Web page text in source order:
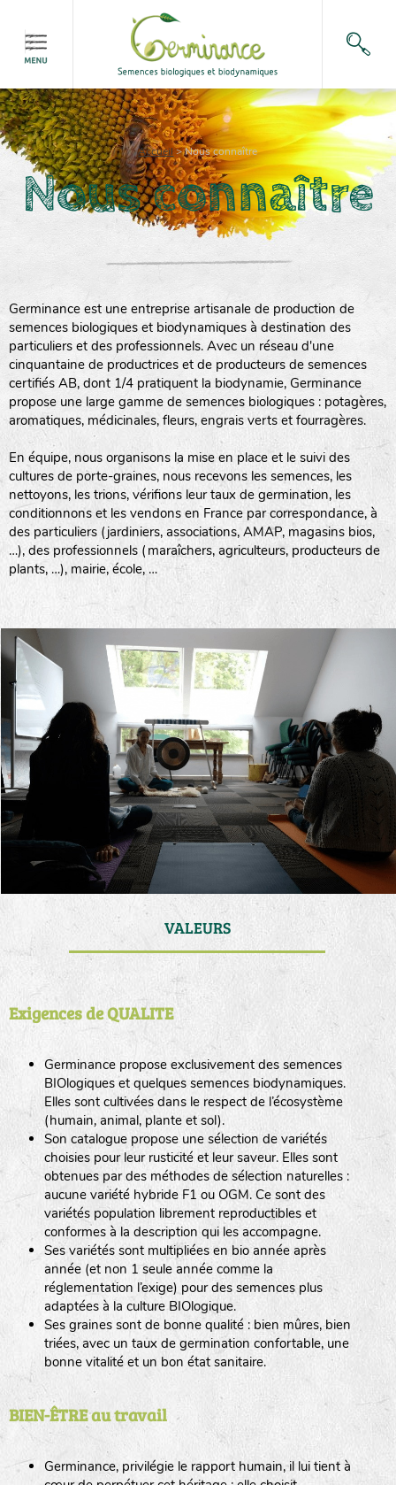
Accueil>Nous connaître
Nous connaître
Germinance est une entreprise artisanale de production de
semences biologiques et biodynamiques à destination des
particuliers et des professionnels. Avec un réseau d'une
cinquantaine de productrices et de producteurs de semences
certifiés AB, dont 1/4 pratiquent la biodynamie, Germinance
propose une large gamme de semences biologiques : potagères,
aromatiques, médicinales, fleurs, engrais verts et fourragères.
En équipe, nous organisons la mise en place et le suivi des
cultures de porte-graines, nous recevons les semences, les
nettoyons, les trions, vérifions leur taux de germination, les
conditionnons et les vendons en France par correspondance, à
des particuliers (jardiniers, associations, AMAP, magasins bios,
…), des professionnels (maraîchers, agriculteurs, producteurs de
plants, …), mairie, école, …
VALEURS
Exigences de QUALITE
Germinance propose exclusivement des semences
BIOlogiques et quelques semences biodynamiques.
Elles sont cultivées dans le respect de l’écosystème
(humain, animal, plante et sol).
Son catalogue propose une sélection de variétés
choisies pour leur rusticité et leur saveur. Elles sont
obtenues par des méthodes de sélection naturelles :
aucune variété hybride F1 ou OGM. Ce sont des
variétés population librement reproductibles et
conformes à la description qui les accompagne.
Ses variétés sont multipliées en bio année après
année (et non 1 seule année comme la
réglementation l’exige) pour des semences plus
adaptées à la culture BIOlogique.
Ses graines sont de bonne qualité : bien mûres, bien
triées, avec un taux de germination confortable, une
bonne vitalité et un bon état sanitaire.
BIEN-ÊTRE au travail
Germinance, privilégie le rapport humain, il lui tient à